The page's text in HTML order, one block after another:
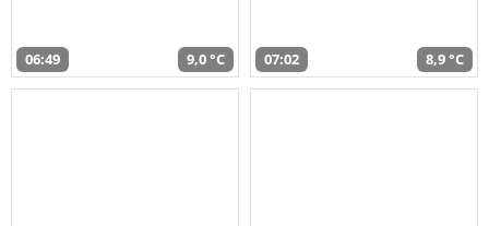
06:49 9,0 °C 07:02 8,9 °C